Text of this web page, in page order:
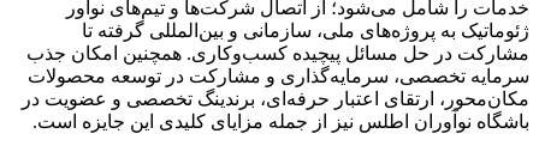
خدمات را شامل می‌شود؛ از اتصال شرکت‌ها و تیم‌های نوآور
ژئوماتیک به پروژه‌های ملی، سازمانی و بین‌المللی گرفته تا
مشارکت در حل مسائل پیچیده کسب‌وکاری. همچنین امکان جذب
سرمایه تخصصی، سرمایه‌گذاری و مشارکت در توسعه محصولات
مکان‌محور، ارتقای اعتبار حرفه‌ای، برندینگ تخصصی و عضویت در
باشگاه نوآوران اطلس نیز از جمله مزایای کلیدی این جایزه است.